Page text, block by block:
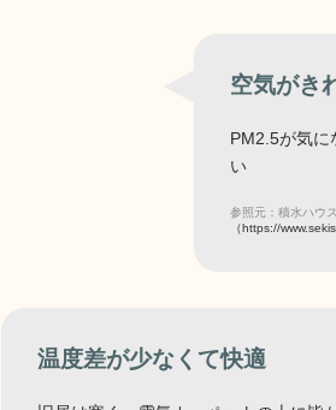
空気がき
PM2.5が気に
い
参照元：積水ハウス
（https://
温度差が少なくて快適